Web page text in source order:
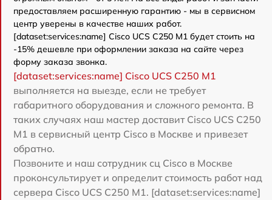
предоставляем расширенную гарантию - мы в сервисном
центр уверены в качестве наших работ.
[dataset:services:name] Cisco UCS C250 M1 будет стоить на
-15% дешевле при оформлении заказа на сайте через
форму заказа звонка.
[dataset:services:name] Cisco UCS C250 M1
выполняется на выезде, если не требует
габаритного оборудования и сложного ремонта. В
таких случаях наш мастер доставит Cisco UCS C250
M1 в сервисный центр Cisco в Москве и привезет
обратно.
Позвоните и наш сотрудник сц Cisco в Москве
проконсультирует и определит стоимость работ над
сервера Cisco UCS C250 M1. [dataset:services:name]